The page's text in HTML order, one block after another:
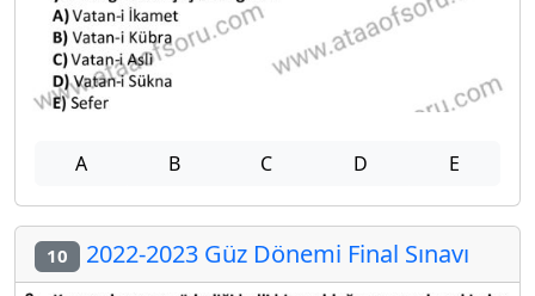
A B C D E
10 2022-2023 Güz Dönemi Final Sınavı